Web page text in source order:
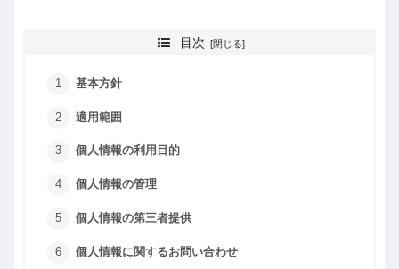
目次
基本方針
適用範囲
個人情報の利用目的
個人情報の管理
個人情報の第三者提供
個人情報に関するお問い合わせ